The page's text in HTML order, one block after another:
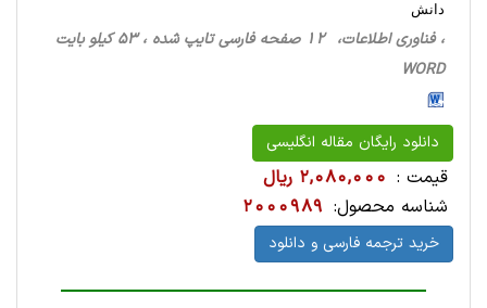
دانش
، فناوری اطلاعات، 12 صفحه فارسی تایپ شده ، 53 کیلو بایت
WORD
دانلود رایگان مقاله انگلیسی
قیمت : 2,080,000 ریال
شناسه محصول: 2000989
خرید ترجمه فارسی و دانلود